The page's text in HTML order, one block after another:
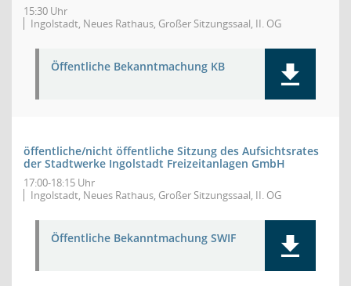
15:30 Uhr
Ingolstadt, Neues Rathaus, Großer Sitzungssaal, II. OG
Öffentliche Bekanntmachung KB
öffentliche/nicht öffentliche Sitzung des Aufsichtsrates
der Stadtwerke Ingolstadt Freizeitanlagen GmbH
17:00-18:15 Uhr
Ingolstadt, Neues Rathaus, Großer Sitzungssaal, II. OG
Öffentliche Bekanntmachung SWIF